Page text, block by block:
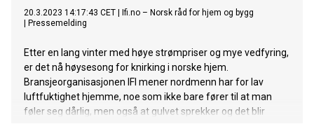
20.3.2023 14:17:43 CET
Ifi.no – Norsk råd for hjem og bygg
Pressemelding
Etter en lang vinter med høye strømpriser og mye vedfyring,
er det nå høysesong for knirking i norske hjem.
Bransjeorganisasjonen IFI mener nordmenn har for lav
luftfuktighet hjemme, noe som ikke bare fører til at man
føler seg dårlig, men også at gulvet sprekker og det blir